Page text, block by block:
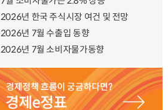
2026년 한국 주식시장 여건 및 전망
2026년 7월 수출입 동향
2026년 7월 소비자물가동향